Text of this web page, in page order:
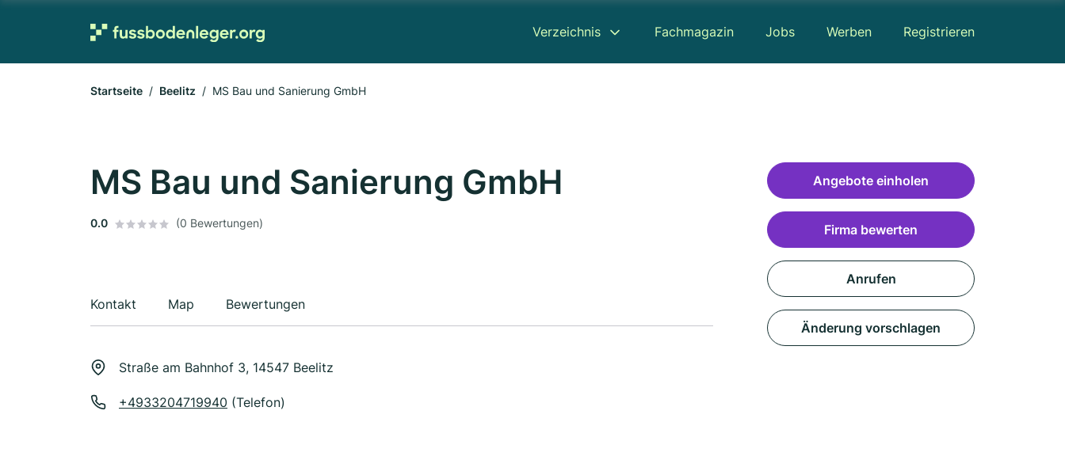
Verzeichnis Fachmagazin Jobs Werben Registrieren
Startseite Beelitz MS Bau und Sanierung GmbH
MS Bau und Sanierung GmbH
0.0 (0 Bewertungen)
Kontakt Map Bewertungen
Straße am Bahnhof 3, 14547 Beelitz
+4933204719940 (Telefon)
Angebote einholen
Firma bewerten
Anrufen
Änderung vorschlagen